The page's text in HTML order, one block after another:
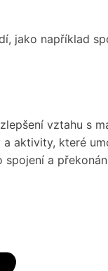
jako například
vztahu s
aktivity, které
a